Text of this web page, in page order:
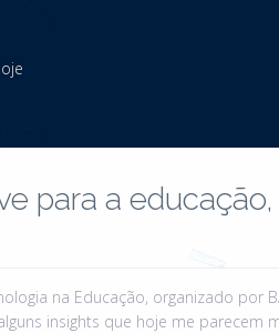
para a
na Educação, organizado por
insights que hoje me parecem